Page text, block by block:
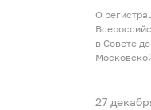
О
в Совете
27